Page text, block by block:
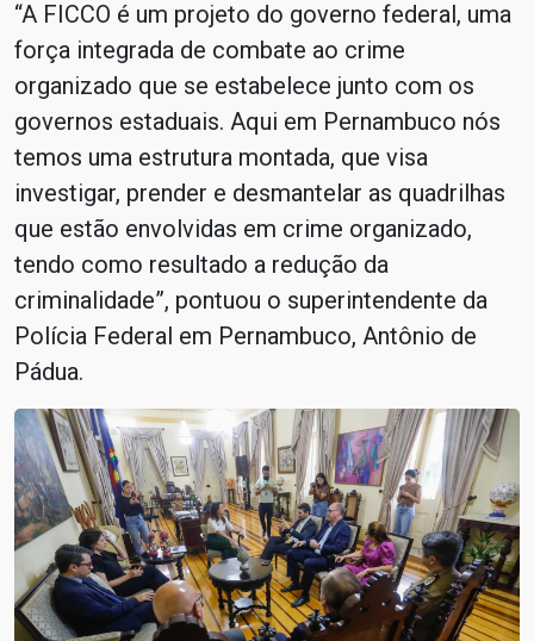
“A FICCO é um projeto do governo federal, uma
força integrada de combate ao crime
organizado que se estabelece junto com os
governos estaduais. Aqui em Pernambuco nós
temos uma estrutura montada, que visa
investigar, prender e desmantelar as quadrilhas
que estão envolvidas em crime organizado,
tendo como resultado a redução da
criminalidade”, pontuou o superintendente da
Polícia Federal em Pernambuco, Antônio de
Pádua.